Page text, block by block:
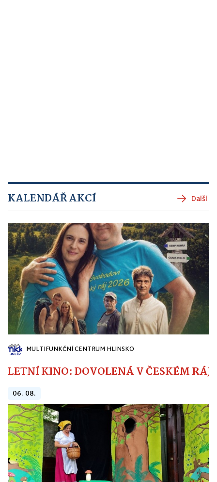
KALENDÁŘ AKCÍ Další
MULTIFUNKČNÍ CENTRUM HLINSKO
LETNÍ KINO: DOVOLENÁ V ČESKÉM RÁJI
06. 08.